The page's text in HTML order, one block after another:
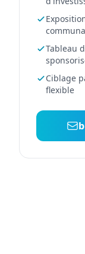
Tableau
Ciblage
flexible